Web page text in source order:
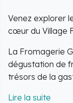
Venez explorer
cœur du Village
La Fromagerie
dégustation de
trésors de la
Chaque visite